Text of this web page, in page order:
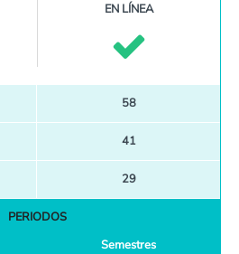
EN LÍNEA
58
41
29
PERIODOS
Semestres